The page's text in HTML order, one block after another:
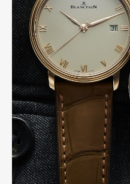
Art&Design Watch
Product
Pen Membership
Official